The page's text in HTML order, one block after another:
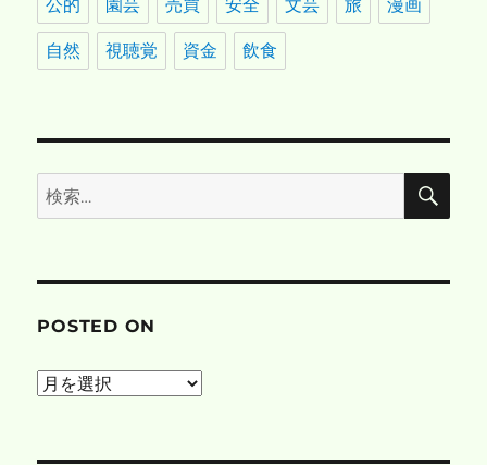
公的 園芸 売買 安全 文芸 旅 漫画
自然 視聴覚 資金 飲食
検
索:
検
POSTED ON
posted